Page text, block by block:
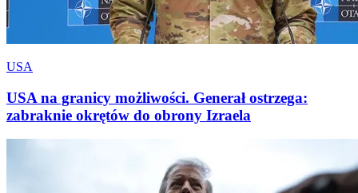
USA
USA na granicy możliwości. Generał ostrzega:
zabraknie okrętów do obrony Izraela